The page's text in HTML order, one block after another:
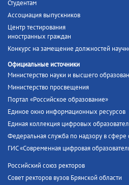
Студентам
Ассоциация выпускников
Центр тестирования
иностранных граждан
Конкурс на замещение должностей
Официальные источники
Министерство науки и высшего
Министерство просвещения
Портал «Российское образование»
Единое окно информационных ресурсов
Единая коллекция цифровых
Федеральная служба по надзору в сфере
ГИС «Современная цифровая
Российский союз ректоров
Совет ректоров вузов Брянской области